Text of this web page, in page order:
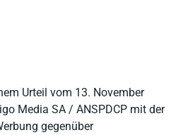
Urteil vom 13. November
Media SA / ANSPDCP mit der
gegenüber